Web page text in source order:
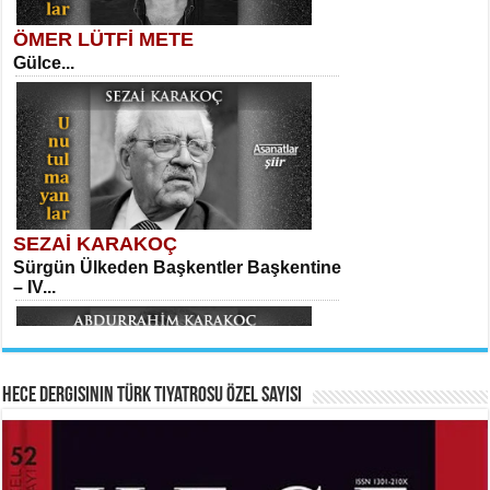
MEHMET TAŞTAN
Vagon’da Bir Şairle...
SITKI CANEY
Oruçla Devrim ve Özgürlüğe…...
HAYRETTİN TAYLAN
Kadir Ünal
Ayağıma Dolanan Yokuş...
Mehmet Çoban
Elmira...
ÖMER LÜTFİ METE
Gülce...
SEZAİ KARAKOÇ
Sürgün Ülkeden Başkentler Başkentine
– IV...
ABDURRAHİM KARAKOÇ
Hece Dergisinin Türk Tiyatrosu Özel Sayısı